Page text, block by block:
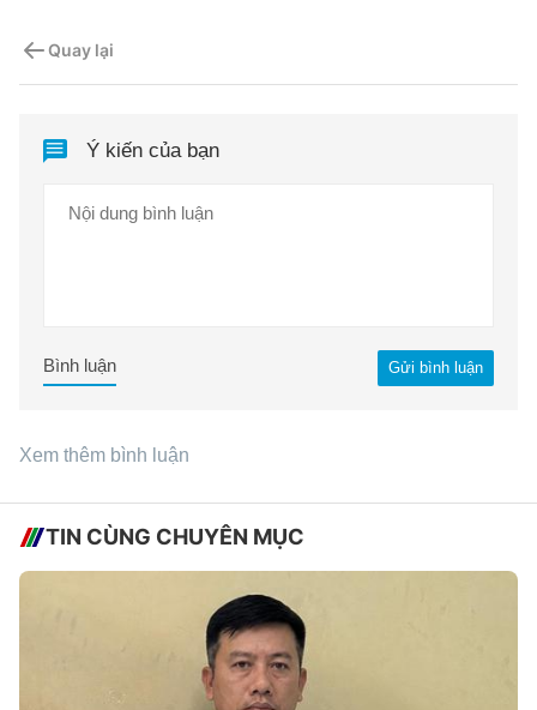
Quay lại
Ý kiến của bạn
Gửi bình luận
Bình luận
Xem thêm bình luận
TIN CÙNG CHUYÊN MỤC